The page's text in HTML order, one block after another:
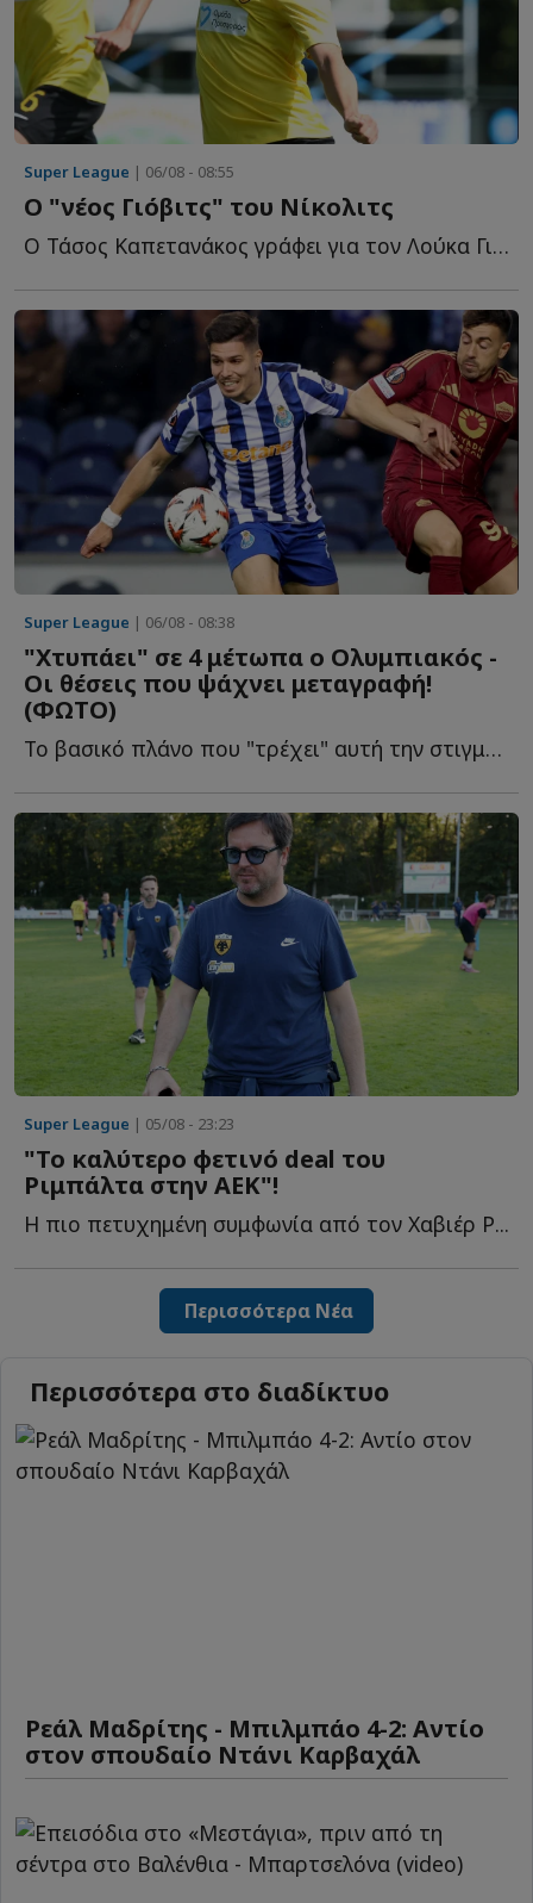
Super League | 06/08 - 08:55
O "νέος Γιόβιτς" του Νίκολιτς
Ο Τάσος Καπετανάκος γράφει για τον Λούκα Γιόβιτς που ε...
Super League | 06/08 - 08:38
"Χτυπάει" σε 4 μέτωπα ο Ολυμπιακός -
Οι θέσεις που ψάχνει μεταγραφή!
(ΦΩΤΟ)
Το βασικό πλάνο που "τρέχει" αυτή την στιγμή στους Ερυθρόλευκους ό...
Super League | 05/08 - 23:23
"Το καλύτερο φετινό deal του
Ριμπάλτα στην ΑΕΚ"!
Η πιο πετυχημένη συμφωνία από τον Χαβιέρ Ρ...
Περισσότερα Νέα
Περισσότερα στο διαδίκτυο
Ρεάλ Μαδρίτης - Μπιλμπάο 4-2: Αντίο
στον σπουδαίο Ντάνι Καρβαχάλ